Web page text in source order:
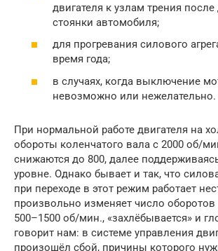
двигателя к узлам трения
стоянки автомобиля;
для прогревания силового
время года;
в случаях, когда выключение
невозможно или нежелательно.
При нормальной работе двигателя на
обороты коленчатого вала с 2000 об/
снижаются до 800, далее
уровне. Однако бывает и так, что
при переходе в этот режим работает
произвольно изменяет число
500–1500 об/мин., «захлёбывается» и
говорит нам: в системе управления
произошёл сбой, причины которого